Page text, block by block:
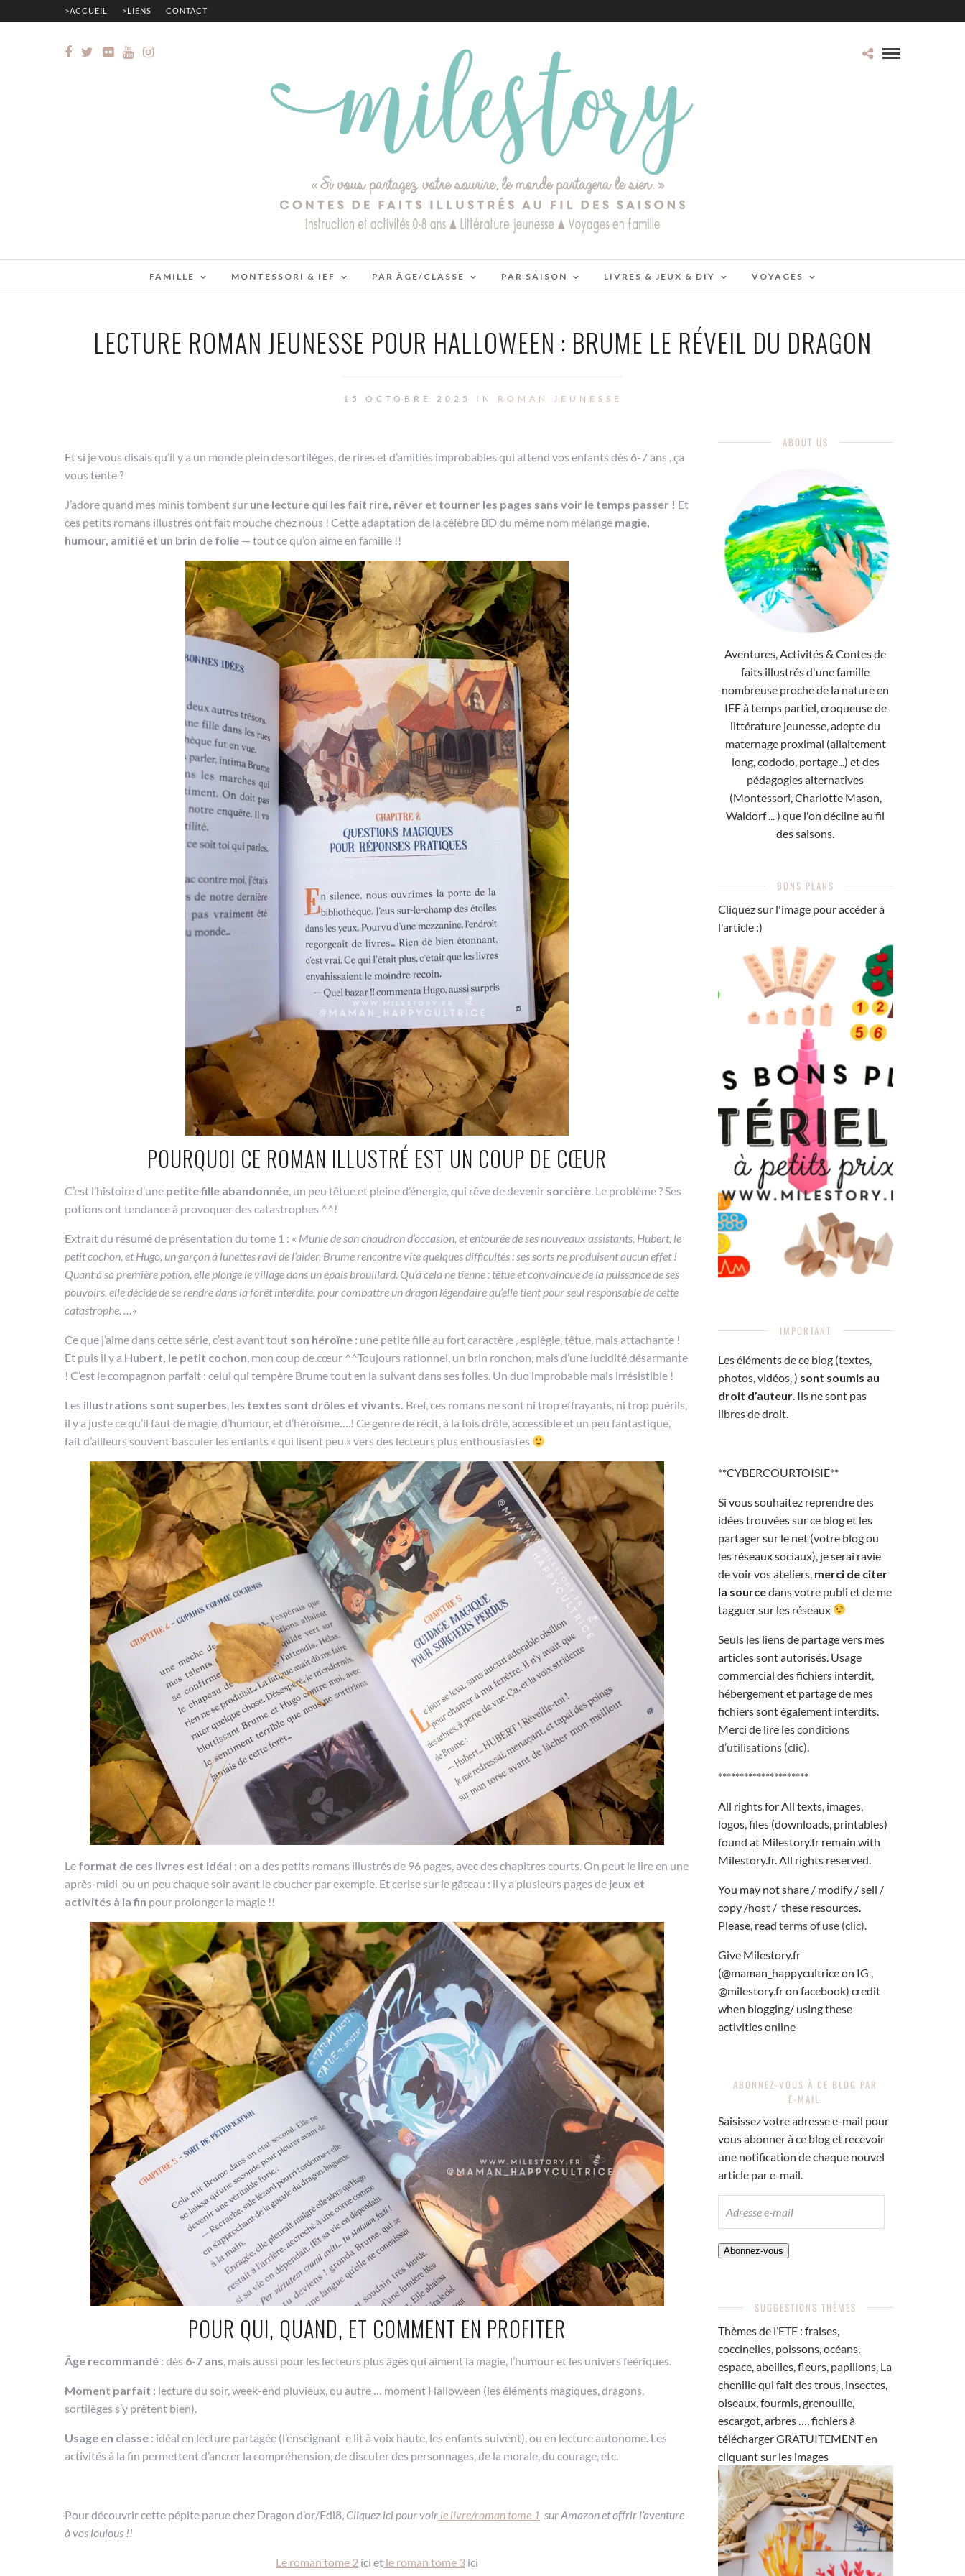
>ACCUEIL >LIENS CONTACT
FAMILLE MONTESSORI & IEF PAR ÂGE/CLASSE PAR SAISON LIVRES & JEUX & DIY VOYAGES
LECTURE ROMAN JEUNESSE POUR HALLOWEEN : BRUME LE RÉVEIL DU DRAGON
15 OCTOBRE 2025 IN ROMAN JEUNESSE
Et si je vous disais qu’il y a un monde plein de sortilèges, de rires et d’amitiés improbables qui attend vos enfants dès 6-7 ans , ça
vous tente ?
J’adore quand mes minis tombent sur une lecture qui les fait rire, rêver et tourner les pages sans voir le temps passer ! Et
ces petits romans illustrés ont fait mouche chez nous ! Cette adaptation de la célèbre BD du même nom mélange magie,
humour, amitié et un brin de folie — tout ce qu’on aime en famille !!
POURQUOI CE ROMAN ILLUSTRÉ EST UN COUP DE CŒUR
C’est l’histoire d’une petite fille abandonnée, un peu têtue et pleine d’énergie, qui rêve de devenir sorcière. Le problème ? Ses
potions ont tendance à provoquer des catastrophes ^^!
Extrait du résumé de présentation du tome 1 : « Munie de son chaudron d’occasion, et entourée de ses nouveaux assistants, Hubert, le
petit cochon, et Hugo, un garçon à lunettes ravi de l’aider, Brume rencontre vite quelques difficultés : ses sorts ne produisent aucun effet !
Quant à sa première potion, elle plonge le village dans un épais brouillard. Qu’à cela ne tienne : têtue et convaincue de la puissance de ses
pouvoirs, elle décide de se rendre dans la forêt interdite, pour combattre un dragon légendaire qu’elle tient pour seul responsable de cette
catastrophe. …«
Ce que j’aime dans cette série, c’est avant tout son héroïne : une petite fille au fort caractère , espiègle, têtue, mais attachante !
Et puis il y a Hubert, le petit cochon, mon coup de cœur ^^Toujours rationnel, un brin ronchon, mais d’une lucidité désarmante
! C’est le compagnon parfait : celui qui tempère Brume tout en la suivant dans ses folies. Un duo improbable mais irrésistible !
Les illustrations sont superbes, les textes sont drôles et vivants. Bref, ces romans ne sont ni trop effrayants, ni trop puérils,
il y a juste ce qu’il faut de magie, d’humour, et d’héroïsme….! Ce genre de récit, à la fois drôle, accessible et un peu fantastique,
fait d’ailleurs souvent basculer les enfants « qui lisent peu » vers des lecteurs plus enthousiastes
Le format de ces livres est idéal : on a des petits romans illustrés de 96 pages, avec des chapitres courts. On peut le lire en une
après-midi ou un peu chaque soir avant le coucher par exemple. Et cerise sur le gâteau : il y a plusieurs pages de jeux et
activités à la fin pour prolonger la magie !!
POUR QUI, QUAND, ET COMMENT EN PROFITER
Âge recommandé : dès 6-7 ans, mais aussi pour les lecteurs plus âgés qui aiment la magie, l’humour et les univers féériques.
Moment parfait : lecture du soir, week-end pluvieux, ou autre … moment Halloween (les éléments magiques, dragons,
sortilèges s’y prêtent bien).
Usage en classe : idéal en lecture partagée (l’enseignant-e lit à voix haute, les enfants suivent), ou en lecture autonome. Les
activités à la fin permettent d’ancrer la compréhension, de discuter des personnages, de la morale, du courage, etc.
Pour découvrir cette pépite parue chez Dragon d’or/Edi8, Cliquez ici pour voir le livre/roman tome 1 sur Amazon et offrir l’aventure
à vos loulous !!
Le roman tome 2 ici etle roman tome 3ici
ABOUT US
Aventures, Activités & Contes de
faits illustrés d'une famille
nombreuse proche de la nature en
IEF à temps partiel, croqueuse de
littérature jeunesse, adepte du
maternage proximal (allaitement
long, cododo, portage...) et des
pédagogies alternatives
(Montessori, Charlotte Mason,
Waldorf ... ) que l'on décline au fil
des saisons.
BONS PLANS
Cliquez sur l'image pour accéder à
l'article :)
IMPORTANT
Les éléments de ce blog (textes,
photos, vidéos, ) sont soumis au
droit d’auteur. Ils ne sont pas
libres de droit.
**CYBERCOURTOISIE**
Si vous souhaitez reprendre des
idées trouvées sur ce blog et les
partager sur le net (votre blog ou
les réseaux sociaux), je serai ravie
de voir vos ateliers,merci de citer
la sourcedans votre publi et de me
tagguer sur les réseaux
Seuls les liens de partage vers mes
articles sont autorisés. Usage
commercial des fichiers interdit,
hébergement et partage de mes
fichiers sont également interdits.
Merci de lire lesconditions
d’utilisations (clic).
*********************
All rights for All texts, images,
logos, files (downloads, printables)
found at Milestory.fr remain with
Milestory.fr. All rights reserved.
You may not share / modify / sell /
copy /host / these resources.
Please, read terms of use (clic).
Give Milestory.fr
(@maman_happycultrice on IG ,
@milestory.fr on facebook) credit
when blogging/ using these
activities online
ABONNEZ-VOUS À CE BLOG PAR
E-MAIL.
Saisissez votre adresse e-mail pour
vous abonner à ce blog et recevoir
une notification de chaque nouvel
article par e-mail.
MAIL
Abonnez-vous
SUGGESTIONS THÈMES
Thèmes de l’ETE : fraises,
coccinelles, poissons, océans,
espace, abeilles, fleurs, papillons, La
chenille qui fait des trous, insectes,
oiseaux, fourmis, grenouille,
escargot, arbres …, fichiers à
télécharger GRATUITEMENT en
cliquant sur les images